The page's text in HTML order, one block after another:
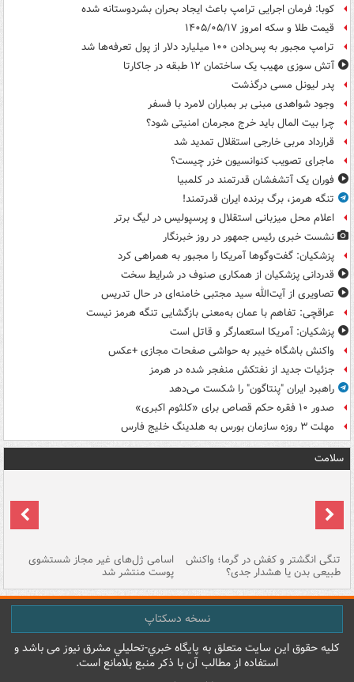
کوبا: فرمان اجرایی ترامپ باعث ایجاد بحران بشردوستانه شده
قیمت طلا و سکه امروز ۱۴۰۵/۰۵/۱۷
ترامپ مجبور به پس‌دادن ۱۰۰ میلیارد دلار از پول تعرفه‌ها شد
آتش سوزی مهیب یک ساختمان ۱۲ طبقه در جاکارتا
پدر لیونل مسی درگذشت
وجود شواهدی مبنی بر بمباران لامرد با فسفر
چرا بیت المال باید خرج مجرمان امنیتی شود؟
قرارداد مربی خارجی استقلال تمدید شد
ماجرای تصویب کنوانسیون خزر چیست؟
فوران یک آتشفشان قدرتمند در کلمبیا
تنگه هرمز، برگ برنده ایران قدرتمند!
اعلام محل میزبانی استقلال و پرسپولیس در لیگ برتر
نشست خبری رئیس جمهور در روز خبرنگار
پزشکیان: گفت‌وگوها آمریکا را مجبور به همراهی کرد
قدردانی پزشکیان از همکاری صنوف در شرایط سخت
تصاویری از آیت‌الله سید مجتبی خامنه‌ای در حال تدریس
عراقچی: تفاهم با عمان به‌معنی بازگشایی تنگه هرمز نیست
پزشکیان: آمریکا استعمارگر و قاتل است
واکنش باشگاه خیبر به حواشی صفحات مجازی +عکس
جزئیات جدید از نفتکش منفجر شده در هرمز
راهبرد ایران "پنتاگون" را شکست می‌دهد
صدور ۱۰ فقره حکم قصاص برای «کلثوم اکبری»
مهلت ۳ روزه سازمان بورس به هلدینگ خلیج فارس
سلامت
تنگی انگشتر و کفش در گرما؛ واکنش
طبیعی بدن یا هشدار جدی؟
اسامی ژل‌های غیر مجاز شستشوی
پوست منتشر شد
نسخه دسکتاپ
کليه حقوق اين سايت متعلق به پایگاه خبري-تحليلي مشرق نيوز می باشد و
استفاده از مطالب آن با ذکر منبع بلامانع است.